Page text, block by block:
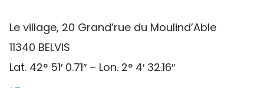
Le village, 20 Grand’rue du Moulind’Able
11340 BELVIS
Lat. 42° 51′ 0.71″ – Lon. 2° 4′ 32.16″